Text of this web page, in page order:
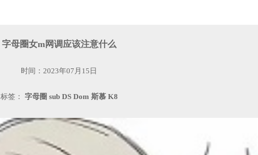
字母圈女m网调应该注意什么
时间：2023年07月15日
标签： 字母圈 sub DS Dom 斯慕 K8